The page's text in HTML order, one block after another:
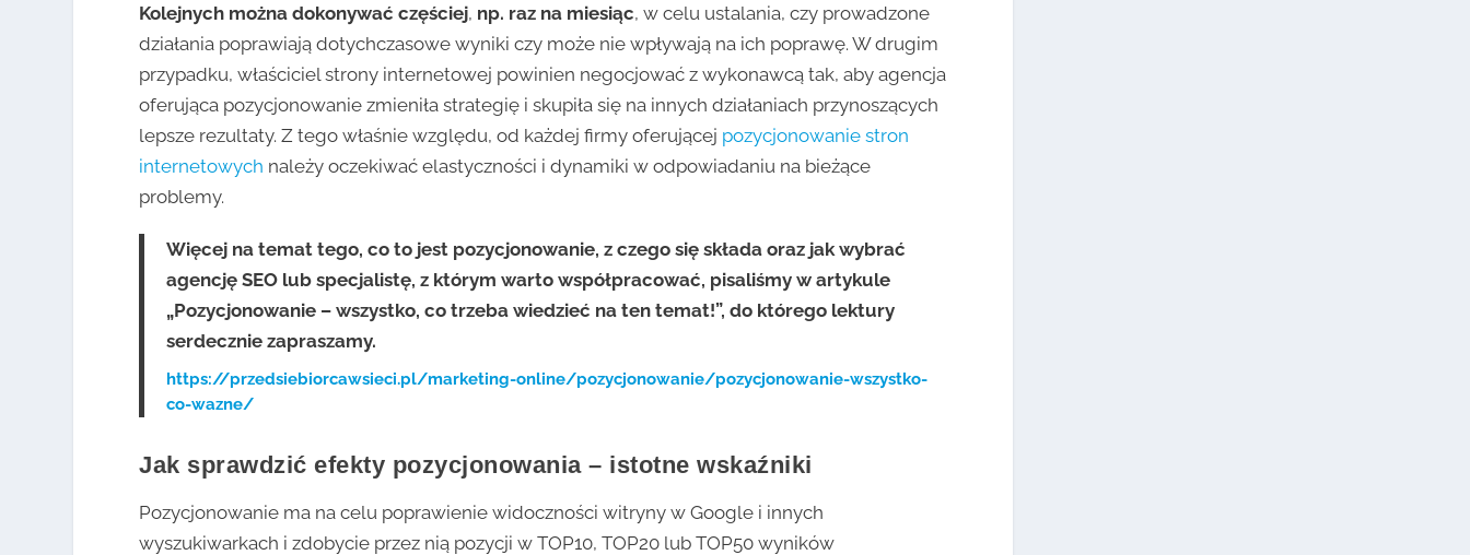
Kolejnych można dokonywać częściej, np. raz na miesiąc, w celu ustalania, czy prowadzone
działania poprawiają dotychczasowe wyniki czy może nie wpływają na ich poprawę. W drugim
przypadku, właściciel strony internetowej powinien negocjować z wykonawcą tak, aby agencja
oferująca pozycjonowanie zmieniła strategię i skupiła się na innych działaniach przynoszących
lepsze rezultaty. Z tego właśnie względu, od każdej firmy oferującej pozycjonowanie stron
internetowych należy oczekiwać elastyczności i dynamiki w odpowiadaniu na bieżące
problemy.
Więcej na temat tego, co to jest pozycjonowanie, z czego się składa oraz jak wybrać
agencję SEO lub specjalistę, z którym warto współpracować, pisaliśmy w artykule
„Pozycjonowanie – wszystko, co trzeba wiedzieć na ten temat!”, do którego lektury
serdecznie zapraszamy.
https://przedsiebiorcawsieci.pl/marketing-online/pozycjonowanie/pozycjonowanie-wszystko-
co-wazne/
Jak sprawdzić efekty pozycjonowania – istotne wskaźniki
Pozycjonowanie ma na celu poprawienie widoczności witryny w Google i innych
wyszukiwarkach i zdobycie przez nią pozycji w TOP10, TOP20 lub TOP50 wyników